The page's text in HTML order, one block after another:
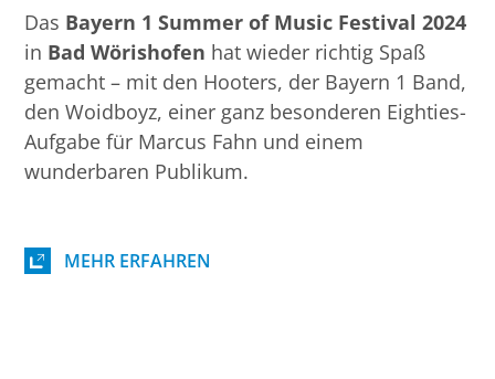
Das Bayern 1 Summer of Music Festival 2024
in Bad Wörishofen hat wieder richtig Spaß
gemacht – mit den Hooters, der Bayern 1 Band,
den Woidboyz, einer ganz besonderen Eighties-
Aufgabe für Marcus Fahn und einem
wunderbaren Publikum.
MEHR ERFAHREN